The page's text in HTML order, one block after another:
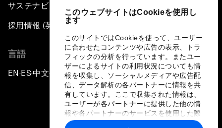
このウェブサイトはCookieを使用し
ます
このサイトではCookieを使って、ユーザー
に合わせたコンテンツや広告の表示、トラ
フィックの分析を行っています。またユー
ザーによるサイトの利用状況についても情
報を収集し、ソーシャルメディアや広告配
信、データ解析の各パートナーに情報を共
有しています。ここで収集された情報は、
ユーザーが各パートナーに提供した他の情
報や各パートナーのサービスを使用した際
に収集された情報と組み合わされ、各パー
サステナビリティへの取り組み
採用情報 (英語のみ)
言語
EN ▪ES▪中文▪ 日本語